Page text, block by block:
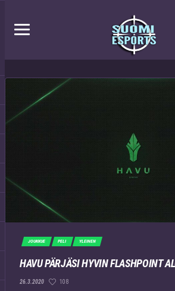
JOUKKUE PELI YLEINEN
HAVU PÄRJÄSI HYVIN FLASHPOINT
26.3.2020 108